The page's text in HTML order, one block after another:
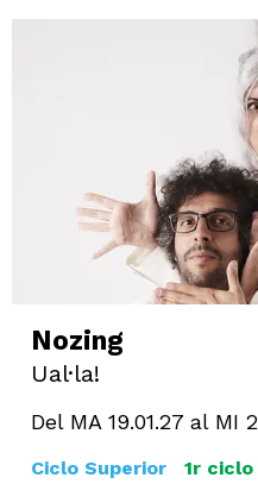
Nozing
Ual·la!
Del MA 19.01.27 al MI
Ciclo Superior 1r ciclo